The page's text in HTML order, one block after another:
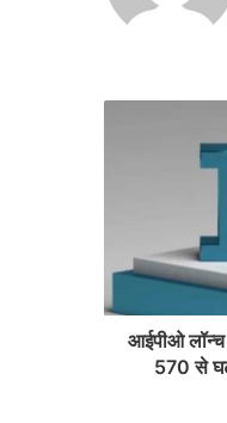
आईपीओ लॉन्च
570 से